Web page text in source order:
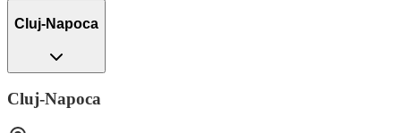
Cluj-Napoca
Cluj-Napoca